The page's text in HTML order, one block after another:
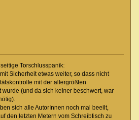
Torschlusspanik:
Sicherheit etwas weiter, so dass nicht
mit der allergrößten
(und da sich keiner beschwert, war
sich alle AutorInnen noch mal beeilt,
den letzten Metern vom Schreibtisch zu